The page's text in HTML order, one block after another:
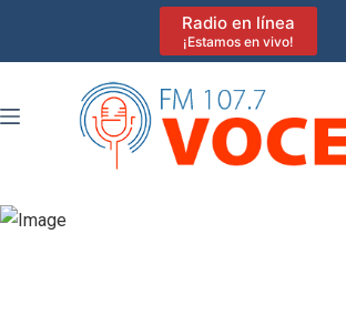
Radio en línea
¡Estamos en vivo!